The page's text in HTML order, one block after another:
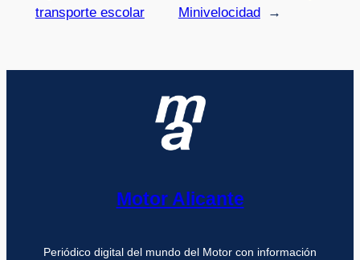
transporte escolar
Minivelocidad
→
Motor Alicante
Periódico digital del mundo del Motor con información